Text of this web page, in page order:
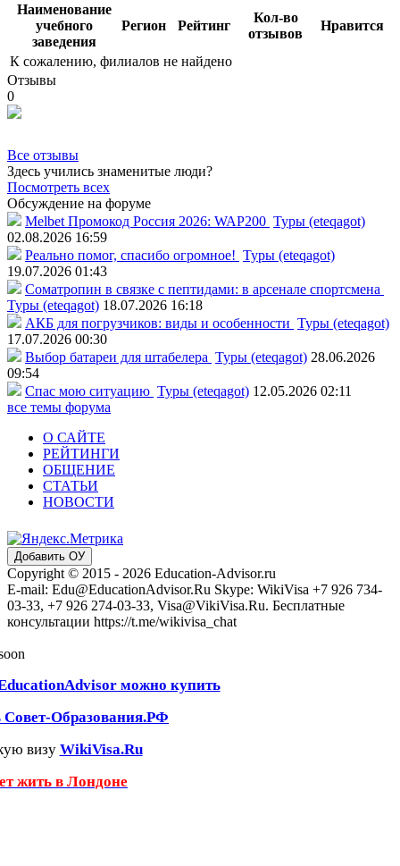
Наименование
учебного
заведения
Регион Рейтинг
Кол-во
отзывов
Нравится
К сожалению, филиалов не найдено
Отзывы
0
Все отзывы
Здесь учились знаменитые люди?
Посмотреть всех
Обсуждение на форуме
Melbet Промокод Россия 2026: WAP200 Туры (eteqagot)
02.08.2026 16:59
Реально помог, спасибо огромное! Туры (eteqagot)
19.07.2026 01:43
Соматропин в связке с пептидами: в арсенале спортсмена
Туры (eteqagot) 18.07.2026 16:18
АКБ для погрузчиков: виды и особенности Туры (eteqagot)
17.07.2026 00:30
Выбор батареи для штабелера Туры (eteqagot) 28.06.2026
09:54
Спас мою ситуацию Туры (eteqagot) 12.05.2026 02:11
все темы форума
О САЙТЕ
РЕЙТИНГИ
ОБЩЕНИЕ
СТАТЬИ
НОВОСТИ
Добавить ОУ
Copyright © 2015 - 2026 Education-Advisor.ru
E-mail: Edu@EducationAdvisor.Ru Skype: WikiVisa +7 926 734-
03-33, +7 926 274-03-33, Visa@VikiVisa.Ru. Бесплатные
консультации https://t.me/wikivisa_chat
можно купить
Совет-Образования.РФ
визу WikiVisa.Ru
жить в Лондоне